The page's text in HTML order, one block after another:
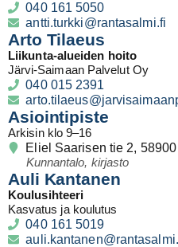
040 161 5050
antti.turkki@rantasalmi.fi
Arto Tilaeus
Liikunta-alueiden hoito
Järvi-Saimaan Palvelut Oy
040 015 2391
Asiointipiste
Arkisin klo 9–16
Eliel Saarisen tie 2,
Kunnantalo, kirjasto
Auli Kantanen
Koulusihteeri
Kasvatus ja koulutus
040 161 5019